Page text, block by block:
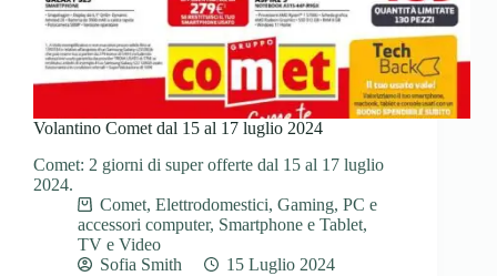
Volantino Comet dal 15 al 17 luglio 2024
Comet: 2 giorni di super offerte dal 15 al 17 luglio
2024.
Comet, Elettrodomestici, Gaming, PC e
accessori computer, Smartphone e Tablet,
TV e Video
Sofia Smith
15 Luglio 2024